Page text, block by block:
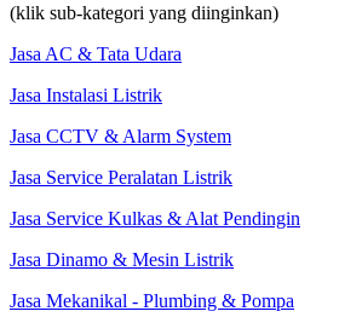
(klik sub-kategori yang diinginkan)
Jasa AC & Tata Udara
Jasa Instalasi Listrik
Jasa CCTV & Alarm System
Jasa Service Peralatan Listrik
Jasa Service Kulkas & Alat Pendingin
Jasa Dinamo & Mesin Listrik
Jasa Mekanikal - Plumbing & Pompa